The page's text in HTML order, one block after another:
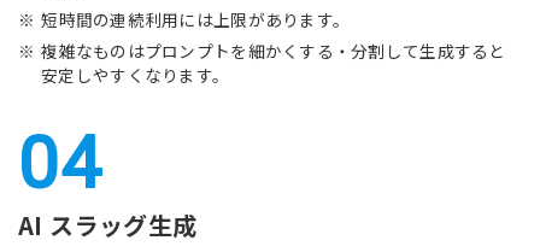
短時間の連続利用には上限があります。
複雑なものはプロンプトを細かくする・分割して生成すると
安定しやすくなります。
AI スラッグ生成